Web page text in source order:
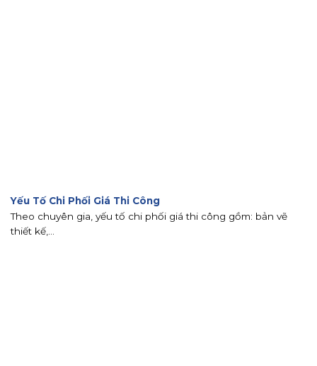
Yếu Tố Chi Phối Giá Thi Công
Theo chuyên gia, yếu tố chi phối giá thi công gồm: bản vẽ
thiết kế,...